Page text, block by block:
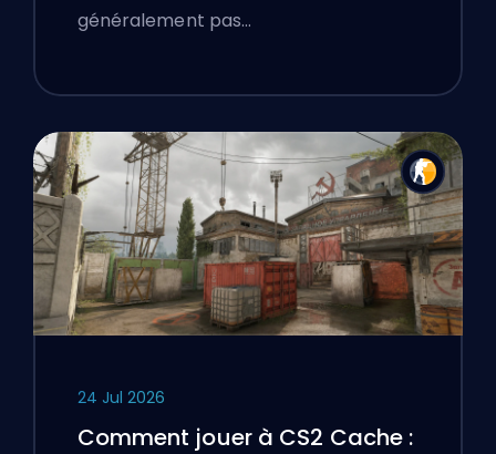
généralement pas…
24 Jul 2026
Comment jouer à CS2 Cache :